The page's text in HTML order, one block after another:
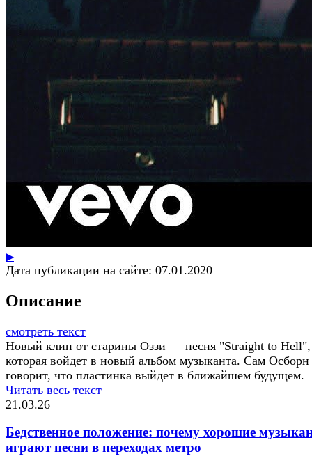
▶
Дата публикации на сайте: 07.01.2020
Описание
смотреть текст
Новый клип от старины Оззи — песня "Straight to Hell",
которая войдет в новый альбом музыканта. Сам Осборн
говорит, что пластинка выйдет в ближайшем будущем.
Читать весь текст
21.03.26
Бедственное положение: почему хорошие
играют песни в переходах метро